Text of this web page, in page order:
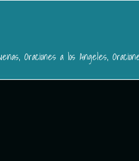
Oraciones a los Angeles,